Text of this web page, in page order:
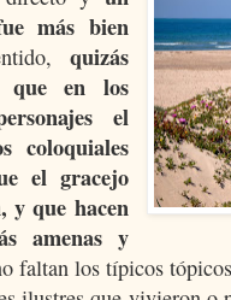
más bien
quizás
que en los
el
coloquiales
el gracejo
y que hacen
amenas y
faltan los típicos